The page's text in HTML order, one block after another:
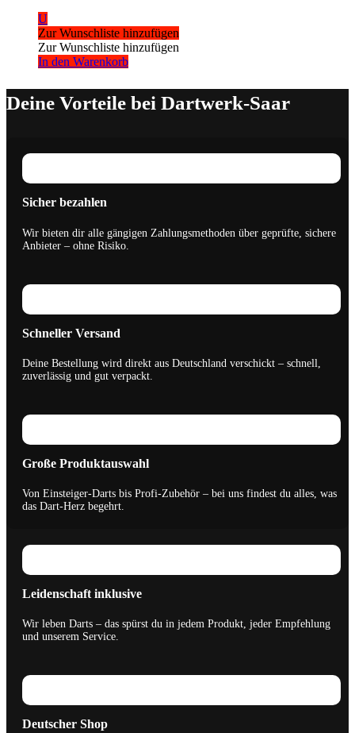
U
Zur Wunschliste hinzufügen
Zur Wunschliste hinzufügen
In den Warenkorb
Deine Vorteile bei Dartwerk-Saar
Sicher bezahlen
Wir bieten dir alle gängigen Zahlungsmethoden über geprüfte, sichere
Anbieter – ohne Risiko.
Schneller Versand
Deine Bestellung wird direkt aus Deutschland verschickt – schnell,
zuverlässig und gut verpackt.
Große Produktauswahl
Von Einsteiger-Darts bis Profi-Zubehör – bei uns findest du alles, was
das Dart-Herz begehrt.
Leidenschaft inklusive
Wir leben Darts – das spürst du in jedem Produkt, jeder Empfehlung
und unserem Service.
Deutscher Shop